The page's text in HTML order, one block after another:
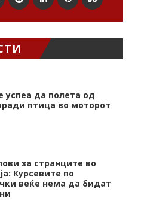
успеа да полета од
птица во моторот
за странците во
Курсевите по
веќе нема да бидат